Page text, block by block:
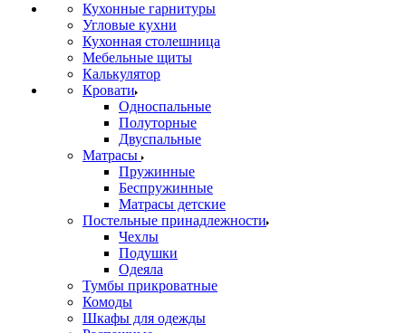
Кухонные гарнитуры
Угловые кухни
Кухонная столешница
Мебельные щиты
Калькулятор
Кровати
Односпальные
Полуторные
Двуспальные
Матрасы
Пружинные
Беспружинные
Матрасы детские
Постельные принадлежности
Чехлы
Подушки
Одеяла
Тумбы прикроватные
Комоды
Шкафы для одежды